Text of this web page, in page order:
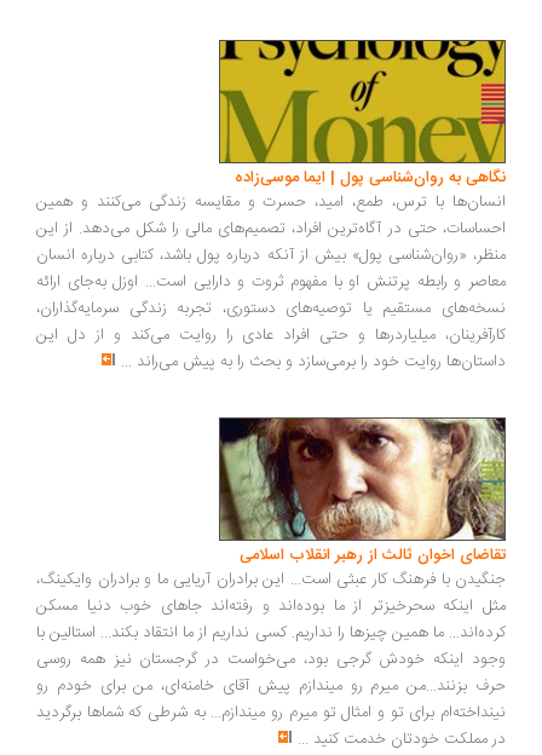
نگاهی به روان‌شناسی پول | ایما موسی‌زاده
انسان‌ها با ترس، طمع، امید، حسرت و مقایسه زندگی می‌کنند و همین
احساسات، حتی در آگاه‌ترین افراد، تصمیم‌های مالی را شکل می‌دهد. از این
منظر، «روان‌شناسی پول» بیش از آنکه درباره پول باشد، کتابی درباره انسان
معاصر و رابطه پرتنش او با مفهوم ثروت و دارایی است... اوزل به‌جای ارائه
نسخه‌های مستقیم یا توصیه‌های دستوری، تجربه زندگی سرمایه‌گذاران،
کارآفرینان، میلیاردرها و حتی افراد عادی را روایت می‌کند و از دل این
داستان‌ها روایت خود را برمی‌سازد و بحث را به پیش می‌راند ...
تقاضای اخوان ثالث از رهبر انقلاب اسلامی
جنگیدن با فرهنگ کار عبثی است... این برادران آریایی ما و برادران وایکینگ،
مثل اینکه سحرخیزتر از ما بوده‌اند و رفته‌اند جاهای خوب دنیا مسکن
کرده‌اند... ما همین چیزها را نداریم. کسی نداریم از ما انتقاد بکند... استالین با
وجود اینکه خودش گرجی بود، می‌خواست در گرجستان نیز همه روسی
حرف بزنند...من میرم رو میندازم پیش آقای خامنه‌ای، من برای خودم رو
نینداخته‌ام برای تو و امثال تو میرم رو میندازم... به شرطی که شماها برگردید
در مملکت خودتان خدمت کنید ...